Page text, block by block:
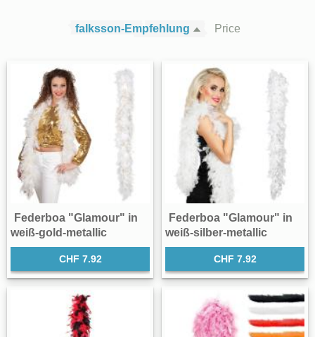
falksson-Empfehlung Price
Federboa "Glamour" in
weiß-gold-metallic
CHF 7.92
Federboa "Glamour" in
weiß-silber-metallic
CHF 7.92